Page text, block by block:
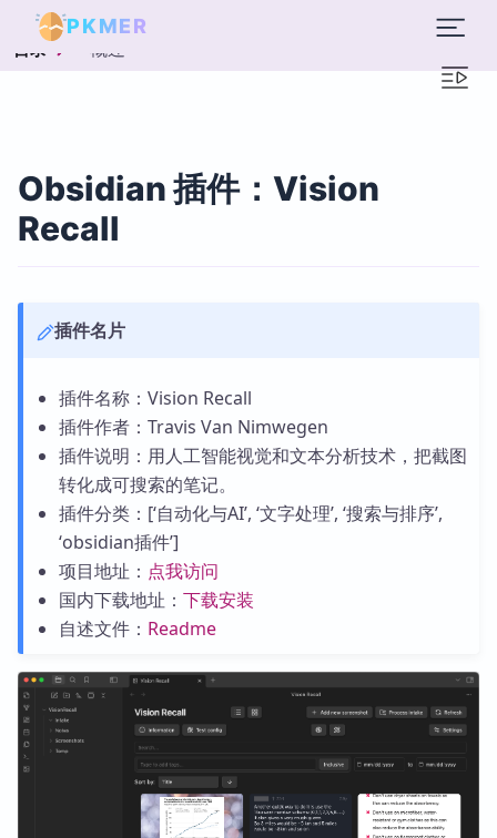
PKMER
目录 概述
Obsidian 插件：Vision
Recall
插件名片
插件名称：Vision Recall
插件作者：Travis Van Nimwegen
插件说明：用人工智能视觉和文本分析技术，把截图
转化成可搜索的笔记。
插件分类：[‘自动化与AI’, ‘文字处理’, ‘搜索与排序’,
‘obsidian插件’]
项目地址： 点我访问
国内下载地址： 下载安装
自述文件： Readme